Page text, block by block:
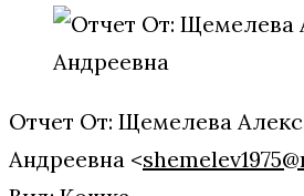
Отчет От: Щемелева
Андреевна <